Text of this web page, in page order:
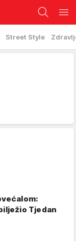
Street Style
Tjedan